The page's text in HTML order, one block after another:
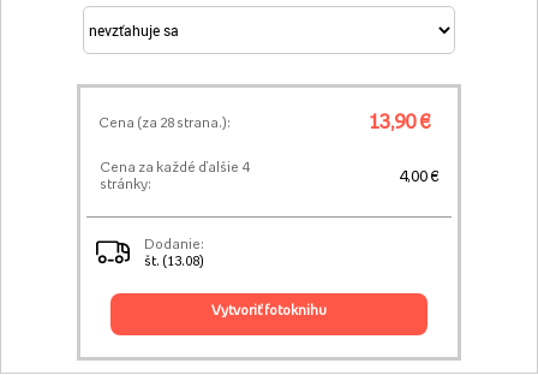
Cena (za 28 strana.): 13,90 €
Cena za každé ďalšie 4
stránky:
4,00 €
Dodanie:
št. (13.08)
vytvoriť fotoknihu